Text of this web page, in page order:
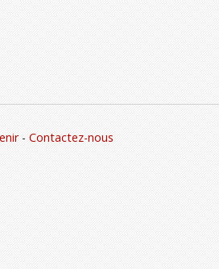
- Contactez-nous